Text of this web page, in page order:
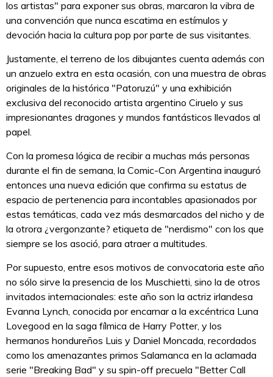
los artistas" para exponer sus obras, marcaron la vibra de
una convención que nunca escatima en estímulos y
devoción hacia la cultura pop por parte de sus visitantes.
Justamente, el terreno de los dibujantes cuenta además con
un anzuelo extra en esta ocasión, con una muestra de obras
originales de la histórica "Patoruzú" y una exhibición
exclusiva del reconocido artista argentino Ciruelo y sus
impresionantes dragones y mundos fantásticos llevados al
papel.
Con la promesa lógica de recibir a muchas más personas
durante el fin de semana, la Comic-Con Argentina inauguró
entonces una nueva edición que confirma su estatus de
espacio de pertenencia para incontables apasionados por
estas temáticas, cada vez más desmarcados del nicho y de
la otrora ¿vergonzante? etiqueta de "nerdismo" con los que
siempre se los asoció, para atraer a multitudes.
Por supuesto, entre esos motivos de convocatoria este año
no sólo sirve la presencia de los Muschietti, sino la de otros
invitados internacionales: este año son la actriz irlandesa
Evanna Lynch, conocida por encarnar a la excéntrica Luna
Lovegood en la saga fílmica de Harry Potter, y los
hermanos hondureños Luis y Daniel Moncada, recordados
como los amenazantes primos Salamanca en la aclamada
serie "Breaking Bad" y su spin-off precuela "Better Call